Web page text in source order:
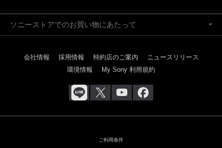
ソニーストアでのお買い物にあたって
会社情報 採用情報 特約店のご案内
ニュースリリース
環境情報
My Sony 利用規約
ご利用条件